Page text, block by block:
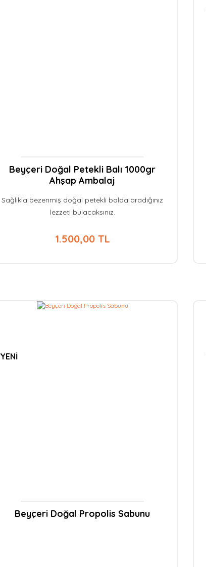
Beyçeri Doğal Petekli Balı 1000gr
Ahşap Ambalaj
Sağlıkla bezenmiş doğal petekli balda aradığınız
lezzeti bulacaksınız.
1.500,00 TL
YENİ
Beyçeri Doğal Propolis Sabunu